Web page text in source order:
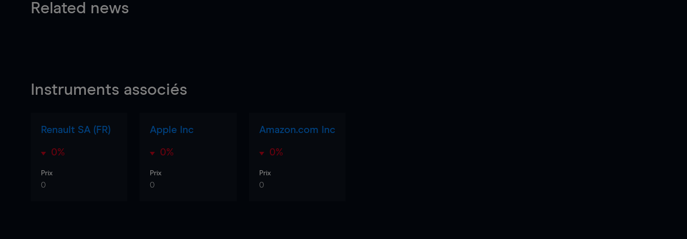
Related news
Instruments associés
Renault SA (FR)
0%
Prix
0
Apple Inc
0%
Prix
0
Amazon.com Inc
0%
Prix
0